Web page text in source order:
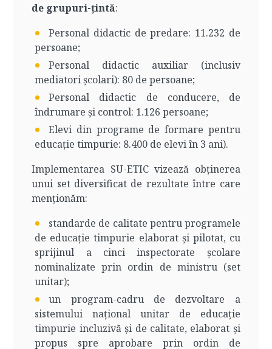
de grupuri-țintă:
Personal didactic de predare: 11.232 de
persoane;
Personal didactic auxiliar (inclusiv
mediatori școlari): 80 de persoane;
Personal didactic de conducere, de
îndrumare şi control: 1.126 persoane;
Elevi din programe de formare pentru
educație timpurie: 8.400 de elevi în 3 ani).
Implementarea SU-ETIC vizează obținerea
unui set diversificat de rezultate între care
menționăm:
standarde de calitate pentru programele
de educație timpurie elaborat și pilotat, cu
sprijinul a cinci inspectorate școlare
nominalizate prin ordin de ministru (set
unitar);
un program-cadru de dezvoltare a
sistemului național unitar de educație
timpurie incluzivă și de calitate, elaborat și
propus spre aprobare prin ordin de